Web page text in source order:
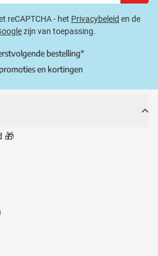
reCAPTCHA - het Privacybeleid en de
zijn van toepassing.
bestelling*
en kortingen
🎁